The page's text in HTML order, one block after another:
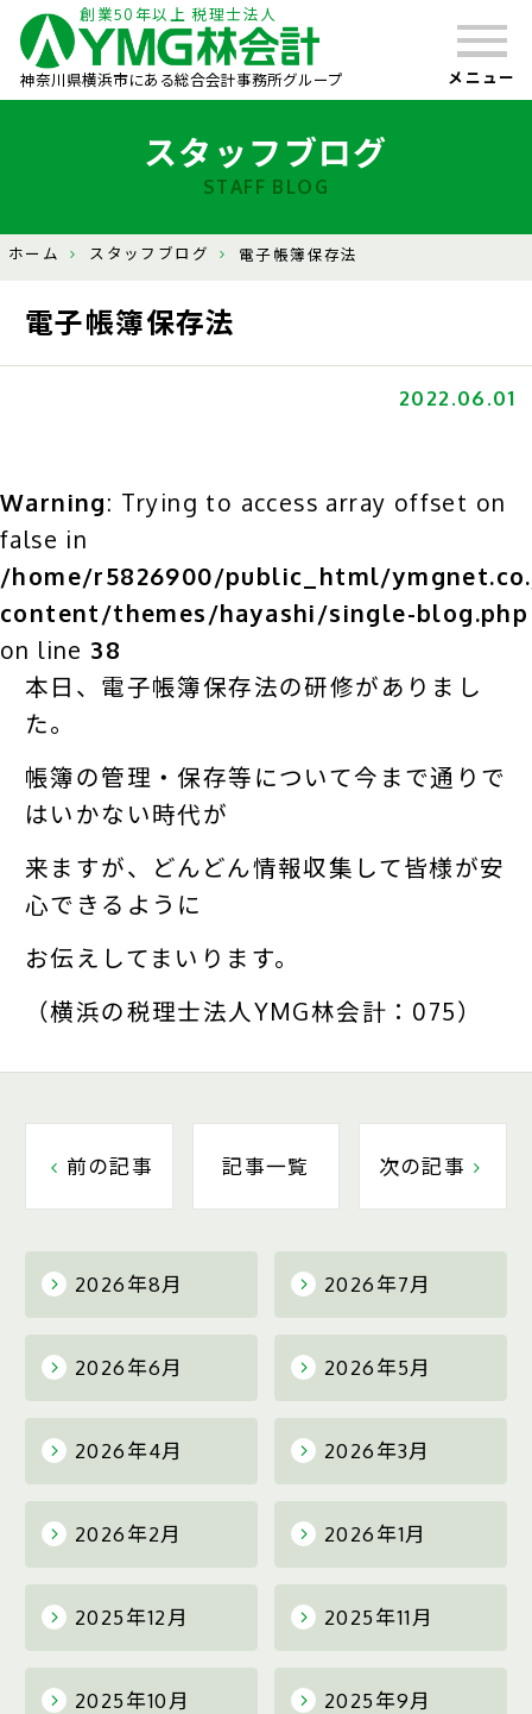
創業50年以上 税理士法人
神奈川県横浜市にある総合会計事務所グループ メニュー
スタッフブログ
STAFF BLOG
ホーム スタッフブログ 電子帳簿保存法
2026年8月 2026年7月
2026年6月 2026年5月
2026年4月 2026年3月
2026年2月 2026年1月
2025年12月 2025年11月
2025年10月 2025年9月
電子帳簿保存法
2022.06.01
Warning: Trying to access array offset on
false in
/home/r5826900/public_html/
content/themes/hayashi/single-blog.php
on line 38
本日、電子帳簿保存法の研修がありまし
た。
帳簿の管理・保存等について今まで通りで
はいかない時代が
来ますが、どんどん情報収集して皆様が安
心できるように
お伝えしてまいります。
（横浜の税理士法人YMG林会計：075）
前の記事 記事一覧 次の記事